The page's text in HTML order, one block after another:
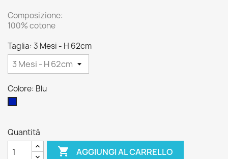
Composizione:
100% cotone
Taglia: 3 Mesi - H 62cm
Colore: Blu
Quantità
 AGGIUNGI AL CARRELLO